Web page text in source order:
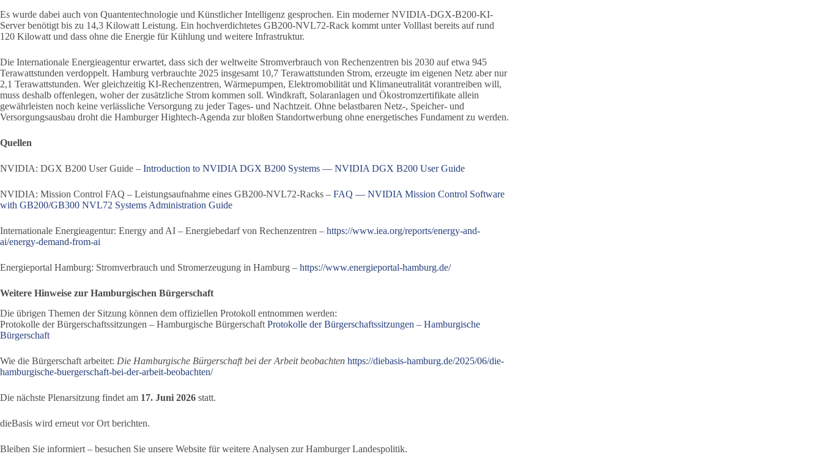
Es wurde dabei auch von Quantentechnologie und Künstlicher Intelligenz gesprochen. Ein moderner NVIDIA-DGX-B200-KI-
Server benötigt bis zu 14,3 Kilowatt Leistung. Ein hochverdichtetes GB200-NVL72-Rack kommt unter Volllast bereits auf rund
120 Kilowatt und dass ohne die Energie für Kühlung und weitere Infrastruktur.
Die Internationale Energieagentur erwartet, dass sich der weltweite Stromverbrauch von Rechenzentren bis 2030 auf etwa 945
Terawattstunden verdoppelt. Hamburg verbrauchte 2025 insgesamt 10,7 Terawattstunden Strom, erzeugte im eigenen Netz aber nur
2,1 Terawattstunden. Wer gleichzeitig KI-Rechenzentren, Wärmepumpen, Elektromobilität und Klimaneutralität vorantreiben will,
muss deshalb offenlegen, woher der zusätzliche Strom kommen soll. Windkraft, Solaranlagen und Ökostromzertifikate allein
gewährleisten noch keine verlässliche Versorgung zu jeder Tages- und Nachtzeit. Ohne belastbaren Netz-, Speicher- und
Versorgungsausbau droht die Hamburger Hightech-Agenda zur bloßen Standortwerbung ohne energetisches Fundament zu werden.
Quellen
NVIDIA: DGX B200 User Guide – Introduction to NVIDIA DGX B200 Systems — NVIDIA DGX B200 User Guide
NVIDIA: Mission Control FAQ – Leistungsaufnahme eines GB200-NVL72-Racks – FAQ — NVIDIA Mission Control Software
with GB200/GB300 NVL72 Systems Administration Guide
Internationale Energieagentur: Energy and AI – Energiebedarf von Rechenzentren – https://www.iea.org/reports/energy-and-
ai/energy-demand-from-ai
Energieportal Hamburg: Stromverbrauch und Stromerzeugung in Hamburg – https://www.energieportal-hamburg.de/
Weitere Hinweise zur Hamburgischen Bürgerschaft
Die übrigen Themen der Sitzung können dem offiziellen Protokoll entnommen werden:
Protokolle der Bürgerschaftssitzungen – Hamburgische Bürgerschaft Protokolle der Bürgerschaftssitzungen – Hamburgische
Bürgerschaft
Wie die Bürgerschaft arbeitet: Die Hamburgische Bürgerschaft bei der Arbeit beobachten https://diebasis-hamburg.de/2025/06/die-
hamburgische-buergerschaft-bei-der-arbeit-beobachten/
Die nächste Plenarsitzung findet am 17. Juni 2026 statt.
dieBasis wird erneut vor Ort berichten.
Bleiben Sie informiert – besuchen Sie unsere Website für weitere Analysen zur Hamburger Landespolitik.